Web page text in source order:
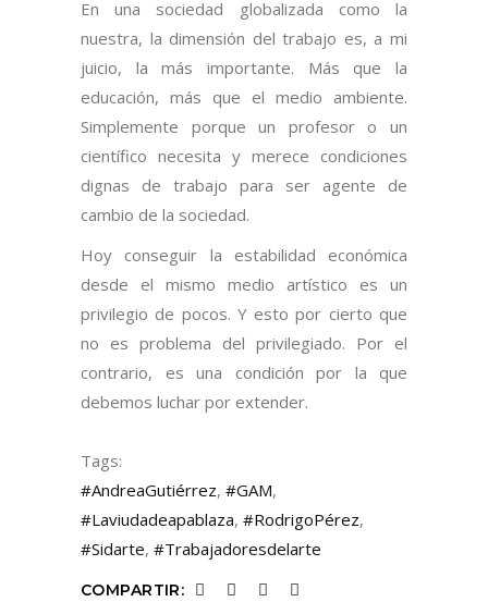
En una sociedad globalizada como la
nuestra, la dimensión del trabajo es, a mi
juicio, la más importante. Más que la
educación, más que el medio ambiente.
Simplemente porque un profesor o un
científico necesita y merece condiciones
dignas de trabajo para ser agente de
cambio de la sociedad.
Hoy conseguir la estabilidad económica
desde el mismo medio artístico es un
privilegio de pocos. Y esto por cierto que
no es problema del privilegiado. Por el
contrario, es una condición por la que
debemos luchar por extender.
Tags:
#AndreaGutiérrez, #GAM,
#Laviudadeapablaza, #RodrigoPérez,
#Sidarte, #Trabajadoresdelarte
COMPARTIR: